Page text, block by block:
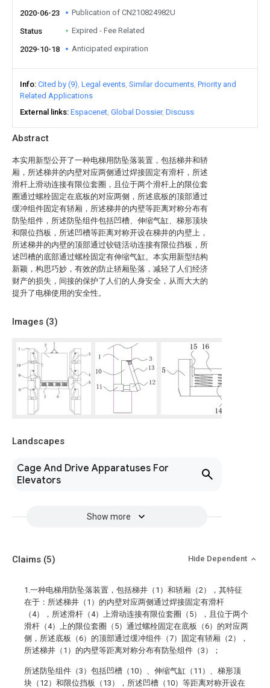
Abstract
本实用新型公开了一种电梯用防坠落装置，包括梯井和轿
厢，所述梯井的内壁对应两侧通过焊接固定有滑杆，所述
滑杆上滑动连接有限位套圈，且位于两个滑杆上的限位套
圈通过螺栓固定在底板的对应两侧，所述底板的顶部通过
缓冲组件固定有轿厢，所述梯井的内壁等距离对称分布有
防坠组件，所述防坠组件包括凹槽、伸缩气缸、梯形顶块
和限位挡板，所述凹槽等距离对称开设在梯井的内壁上，
所述梯井的内壁的顶部通过铰链活动连接有限位挡板，所
述凹槽的底部通过螺栓固定有伸缩气缸。本实用新型结构
新颖，构思巧妙，有效的防止轿厢坠落，减轻了人们经济
财产的损失，间接的保护了人们的人身安全，从而大大的
提升了电梯使用的安全性。
Images (3)
Landscapes
Cage And Drive Apparatuses For
Elevators
Show more
2020-06-23 Publication of CN210824982U
Status Expired - Fee Related
2029-10-18 Anticipated expiration
Info Cited by (9) Legal events Similar documents Priority and
Related Applications
External links Espacenet Global Dossier Discuss
Claims (5) Hide Dependent
1.一种电梯用防坠落装置，包括梯井（1）和轿厢（2），其特征
在于：所述梯井（1）的内壁对应两侧通过焊接固定有滑杆
（4），所述滑杆（4）上滑动连接有限位套圈（5），且位于两个
滑杆（4）上的限位套圈（5）通过螺栓固定在底板（6）的对应两
侧，所述底板（6）的顶部通过缓冲组件（7）固定有轿厢（2），
所述梯井（1）的内壁等距离对称分布有防坠组件（3）；
所述防坠组件（3）包括凹槽（10）、伸缩气缸（11）、梯形顶
块（12）和限位挡板（13），所述凹槽（10）等距离对称开设在